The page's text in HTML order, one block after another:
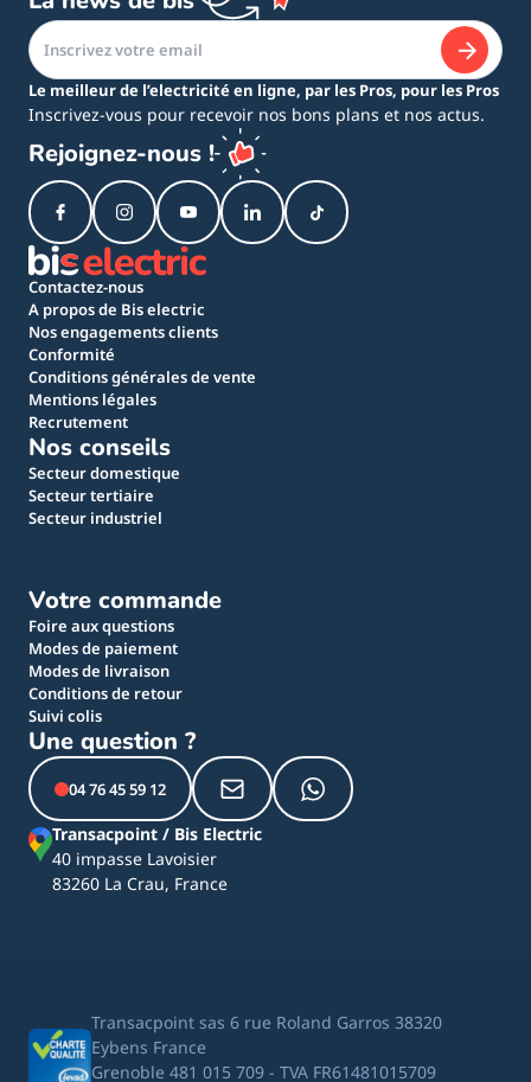
Le meilleur de l’electricité en ligne, par les Pros, pour les Pros
Inscrivez-vous pour recevoir nos bons plans et nos actus.
Rejoignez-nous !
Contactez-nous
A propos de Bis electric
Nos engagements clients
Conformité
Conditions générales de vente
Mentions légales
Recrutement
Nos conseils
Secteur domestique
Secteur tertiaire
Secteur industriel
Votre commande
Foire aux questions
Modes de paiement
Modes de livraison
Conditions de retour
Suivi colis
Une question ?
04 76 45 59 12
Transacpoint / Bis Electric
40 impasse Lavoisier
83260 La Crau, France
Transacpoint sas 6 rue Roland Garros 38320
Eybens France
Grenoble 481 015 709 - TVA FR61481015709